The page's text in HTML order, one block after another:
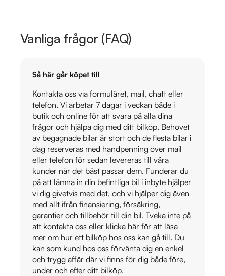
Vanliga frågor (FAQ)
Så här går köpet till
Kontakta oss via formuläret, mail, chatt eller
telefon. Vi arbetar 7 dagar i veckan både i
butik och online för att svara på alla dina
frågor och hjälpa dig med ditt bilköp. Behovet
av begagnade bilar är stort och de flesta bilar i
dag reserveras med handpenning över mail
eller telefon för sedan levereras till våra
kunder när det bäst passar dem. Funderar du
på att lämna in din befintliga bil i inbyte hjälper
vi dig givetvis med det, och vi hjälper dig även
med allt ifrån finansiering, försäkring,
garantier och tillbehör till din bil. Tveka inte på
att kontakta oss eller klicka här för att läsa
mer om hur ett bilköp hos oss kan gå till. Du
kan som kund hos oss förvänta dig en enkel
och trygg affär där vi finns för dig både före,
under och efter ditt bilköp.